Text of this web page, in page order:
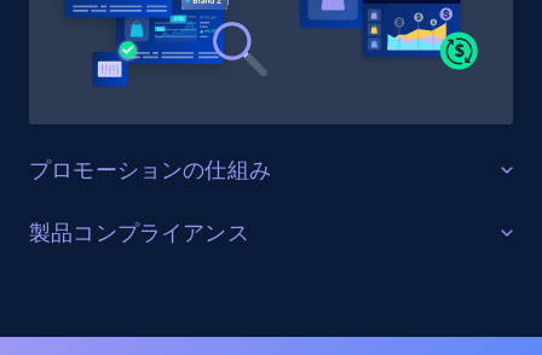
Target
URL, Product id, Title, Product description,
and more.
specified keywords
プロモーションの仕組み
プロモーションの完全性を保護する
告価格）に準拠していることを確認する。不正な値下
製品コンプライアンス
AIを活用したマッチング機能を活用し、全Allegroチャ